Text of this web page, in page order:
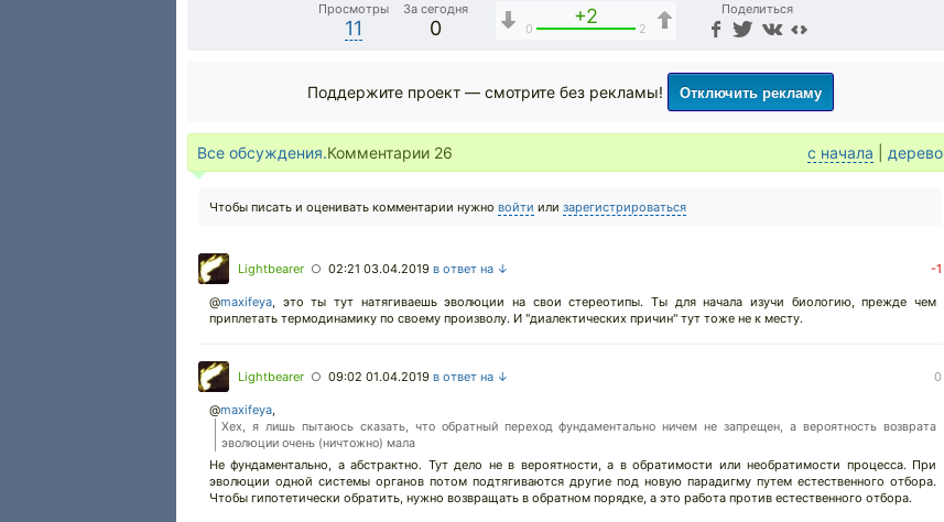
Просмотры
11
За сегодня
0
+2
0 2
Поделиться
Поддержите проект — смотрите без рекламы! Отключить рекламу
Все обсуждения.Комментарии 26 с начала дерево
Чтобы писать и оценивать комментарии нужно войти или зарегистрироваться
Lightbearer ○ 02:21 03.04.2019 в ответ на ↓ -1
@maxifeya, это ты тут натягиваешь эволюции на свои стереотипы. Ты для начала изучи биологию, прежде чем
приплетать термодинамику по своему произволу. И "диалектических причин" тут тоже не к месту.
Lightbearer ○ 09:02 01.04.2019 в ответ на ↓ 0
@maxifeya,
Хех, я лишь пытаюсь сказать, что обратный переход фундаментально ничем не запрещен, а вероятность возврата
эволюции очень (ничтожно) мала
Не фундаментально, а абстрактно. Тут дело не в вероятности, а в обратимости или необратимости процесса. При
эволюции одной системы органов потом подтягиваются другие под новую парадигму путем естественного отбора.
Чтобы гипотетически обратить, нужно возвращать в обратном порядке, а это работа против естественного отбора.